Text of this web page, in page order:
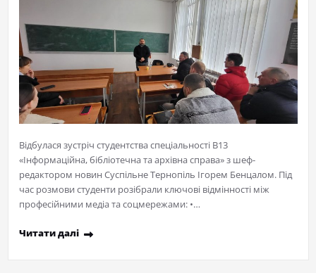
Відбулася зустріч студентства спеціальності В13
«Інформаційна, бібліотечна та архівна справа» з шеф-
редактором новин Суспільне Тернопіль Ігорем Бенцалом. Під
час розмови студенти розібрали ключові відмінності між
професійними медіа та соцмережами: •…
Читати далі